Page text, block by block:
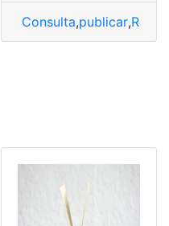
Consulta,publicar,